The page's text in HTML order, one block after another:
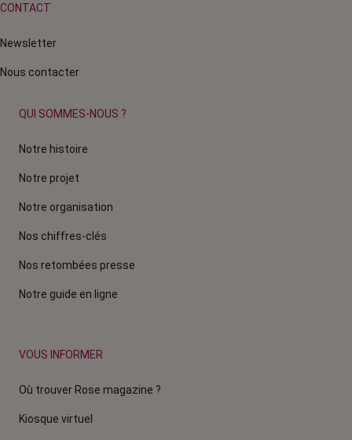
CONTACT
Newsletter
Nous contacter
QUI SOMMES-NOUS ?
Notre histoire
Notre projet
Notre organisation
Nos chiffres-clés
Nos retombées presse
Notre guide en ligne
VOUS INFORMER
Où trouver Rose magazine ?
Kiosque virtuel